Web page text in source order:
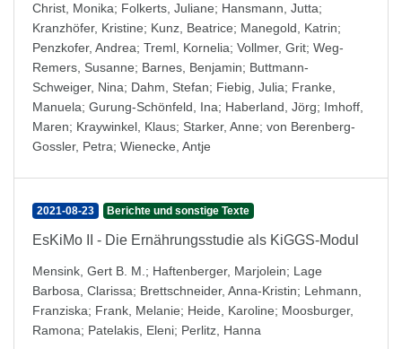
Christ, Monika; Folkerts, Juliane; Hansmann, Jutta;
Kranzhöfer, Kristine; Kunz, Beatrice; Manegold, Katrin;
Penzkofer, Andrea; Treml, Kornelia; Vollmer, Grit; Weg-
Remers, Susanne; Barnes, Benjamin; Buttmann-
Schweiger, Nina; Dahm, Stefan; Fiebig, Julia; Franke,
Manuela; Gurung-Schönfeld, Ina; Haberland, Jörg; Imhoff,
Maren; Kraywinkel, Klaus; Starker, Anne; von Berenberg-
Gossler, Petra; Wienecke, Antje
2021-08-23 Berichte und sonstige Texte
EsKiMo II - Die Ernährungsstudie als KiGGS-Modul
Mensink, Gert B. M. ; Haftenberger, Marjolein; Lage
Barbosa, Clarissa; Brettschneider, Anna-Kristin; Lehmann,
Franziska; Frank, Melanie; Heide, Karoline; Moosburger,
Ramona; Patelakis, Eleni; Perlitz, Hanna